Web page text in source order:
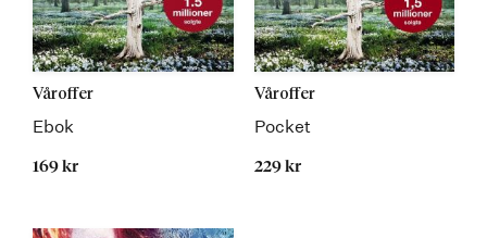
Våroffer
Ebok
169 kr
Våroffer
Pocket
229 kr